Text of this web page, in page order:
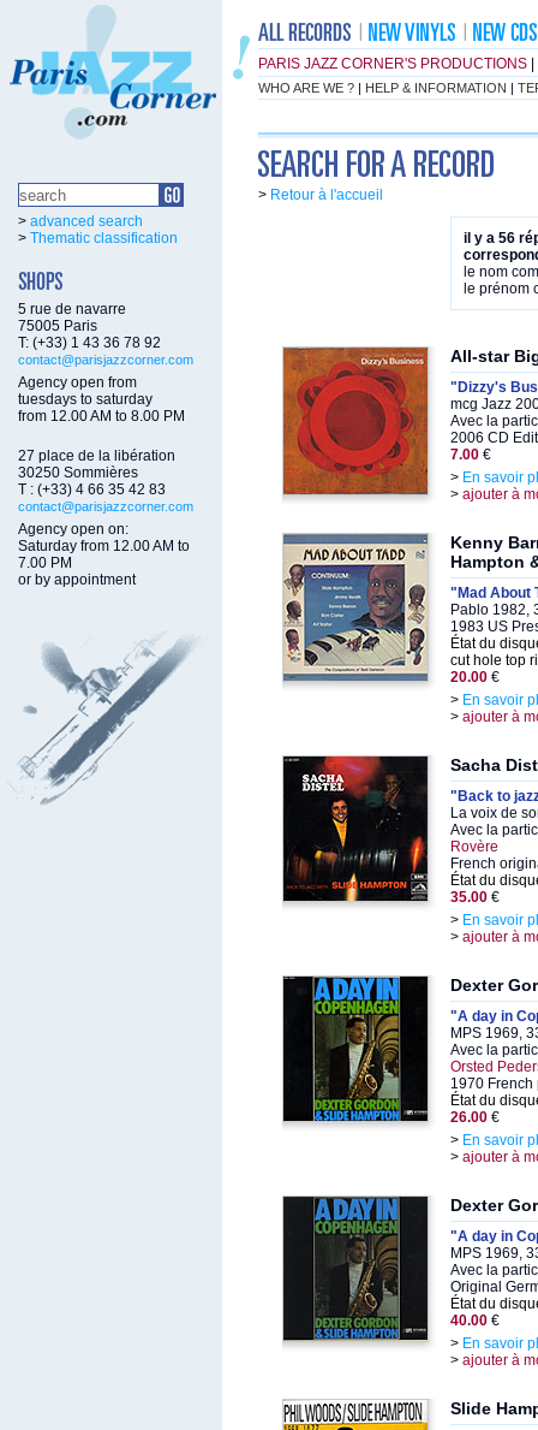
PARIS JAZZ CORNER'S PRODUCTIONS
WHO ARE WE ? | HELP & INFORMATION |
> advanced search
> Thematic classification
5 rue de navarre
75005 Paris
T: (+33) 1 43 36 78 92
contact@parisjazzcorner.com
Agency open from
tuesdays to saturday
from 12.00 AM to 8.00 PM
27 place de la libération
30250 Sommières
T : (+33) 4 66 35 42 83
contact@parisjazzcorner.com
Agency open on:
Saturday from 12.00 AM to
7.00 PM
or by appointment
> Retour à l'accueil
il y a 56
le nom
le prénom
All-star
"Dizzy's
mcg Jazz
Avec la
2006 CD
7.00 €
> En savoir
> ajouter à
Kenny
Hampton
"Mad About
Pablo 1982,
1983 US
État du
cut hole top
20.00 €
> En savoir
> ajouter à
Sacha
"Back to
La voix de
Avec la
Rovère
French
État du
35.00 €
> En savoir
> ajouter à
Dexter
"A day in
MPS 1969,
Avec la
Orsted
1970 French
État du
26.00 €
> En savoir
> ajouter à
Dexter
"A day in
MPS 1969,
Avec la
Original
État du
40.00 €
> En savoir
> ajouter à
Slide